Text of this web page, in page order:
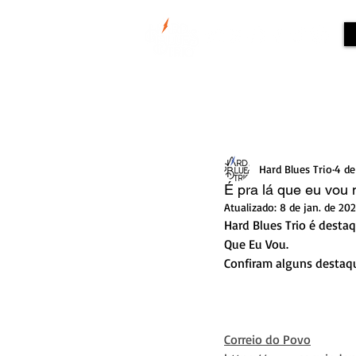
É pra lá que eu vou
Hard Blues Trio 4
Atualizado: 8 de jan. de
Hard Blues Trio é
Que Eu Vou.
Confiram alguns
Correio do Povo